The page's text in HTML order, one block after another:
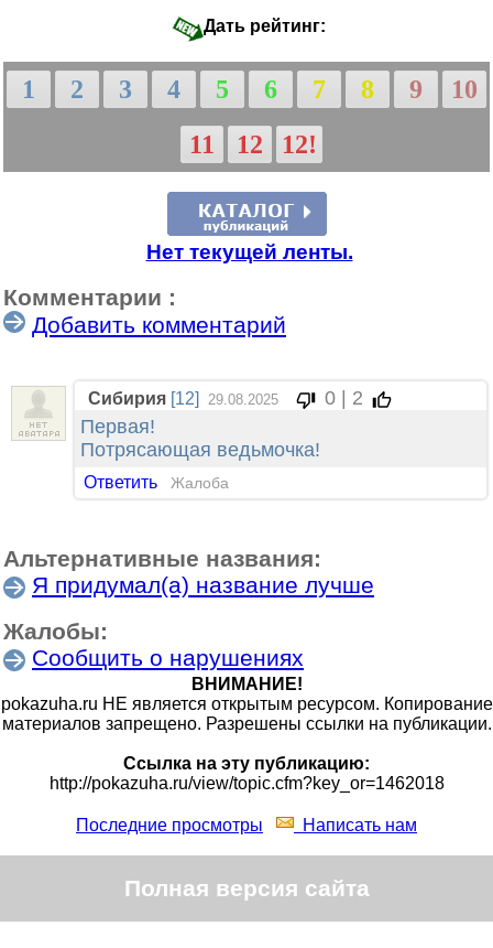
Дать рейтинг:
1 2 3 4 5 6 7 8 9
10
11
12 12!
Нет текущей ленты.
Комментарии :
Добавить комментарий
Сибирия [12] 29.08.2025
0 | 2
Первая!
Потрясающая ведьмочка!
Ответить Жалоба
Альтернативные названия:
Я придумал(а) название лучше
Жалобы:
Сообщить о нарушениях
ВНИМАНИЕ!
pokazuha.ru НЕ является открытым ресурсом. Копирование
материалов запрещено. Разрешены ссылки на публикации.
Ссылка на эту публикацию:
http://pokazuha.ru/view/topic.cfm?key_or=1462018
Последние просмотры Написать нам
Полная версия сайта